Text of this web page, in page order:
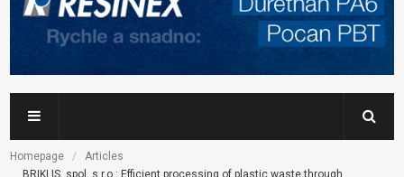
Homepage
Articles
BRIKLIS, spol. s r.o.: Efficient processing of plastic waste through